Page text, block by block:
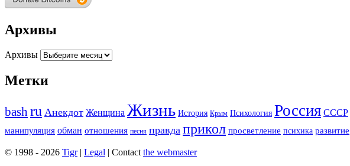
Архивы
Архивы
Метки
bashru Анекдот Женщина Жизнь История Крым Психология Россия СССР
манипуляция обман отношения песня правда прикол просветление психика развитие
© 1998 - 2026 Tigr| Legal | Contact the webmaster